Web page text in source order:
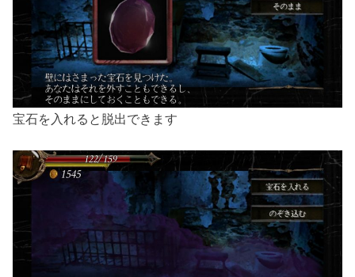
宝石を入れると脱出できます